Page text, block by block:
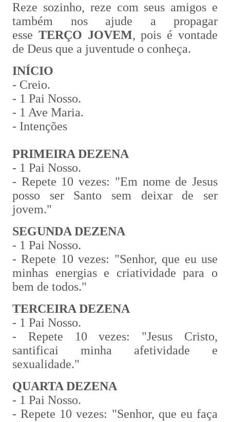
Reze sozinho, reze com seus amigos e
também nos ajude a propagar
esse TERÇO JOVEM, pois é vontade
de Deus que a juventude o conheça.
INÍCIO
- Creio.
- 1 Pai Nosso.
- 1 Ave Maria.
- Intenções
PRIMEIRA DEZENA
- 1 Pai Nosso.
- Repete 10 vezes: "Em nome de Jesus
posso ser Santo sem deixar de ser
jovem."
SEGUNDA DEZENA
- 1 Pai Nosso.
- Repete 10 vezes: "Senhor, que eu use
minhas energias e criatividade para o
bem de todos."
TERCEIRA DEZENA
- 1 Pai Nosso.
- Repete 10 vezes: "Jesus Cristo,
santificai minha afetividade e
sexualidade."
QUARTA DEZENA
- 1 Pai Nosso.
- Repete 10 vezes: "Senhor, que eu faça